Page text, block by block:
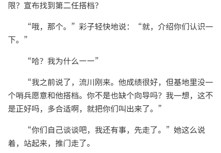
限？宣布找到第二任搭档？
“哦，那个。”彩子轻快地说：“就，介绍你们认识一
下。”
“哈？我为什么——”
“我之前说了，流川刚来。他成绩很好，但基地里没一
个哨兵愿意和他搭档。你不是也缺个向导吗？我一想，这不
是正好吗，多合适啊，就把你们叫出来了。”
“你们自己谈谈吧，我还有事，先走了。”她这么说
着，站起来，推门走了。